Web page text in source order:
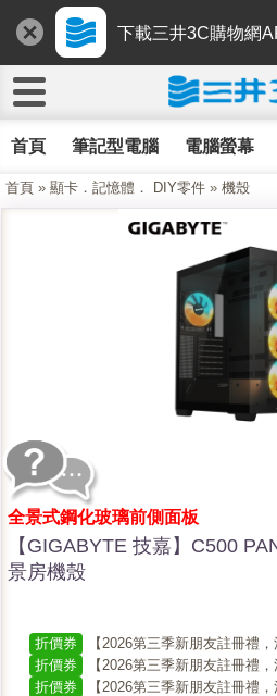
下載三井3C購物網
首頁 筆記型電腦 電腦螢幕
首頁 » 顯卡．記憶體． DIY零件 » 機殼
全景式鋼化玻璃前側面板
【GIGABYTE 技嘉】C500
景房機殼
折價券
【2026第三季新朋友註冊禮，
折價券
【2026第三季新朋友註冊禮，
折價券
【2026第三季新朋友註冊禮，